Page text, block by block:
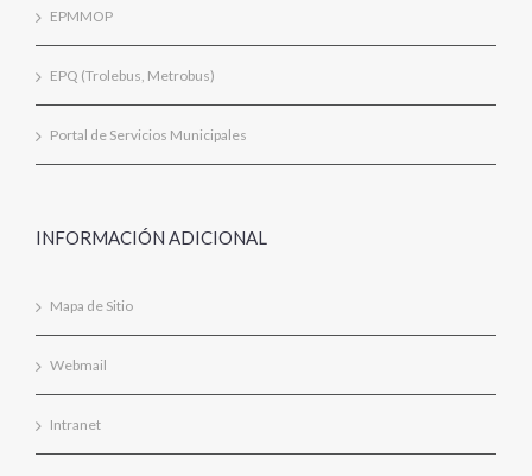
EPMMOP
EPQ (Trolebus, Metrobus)
Portal de Servicios Municipales
INFORMACIÓN ADICIONAL
Mapa de Sitio
Webmail
Intranet